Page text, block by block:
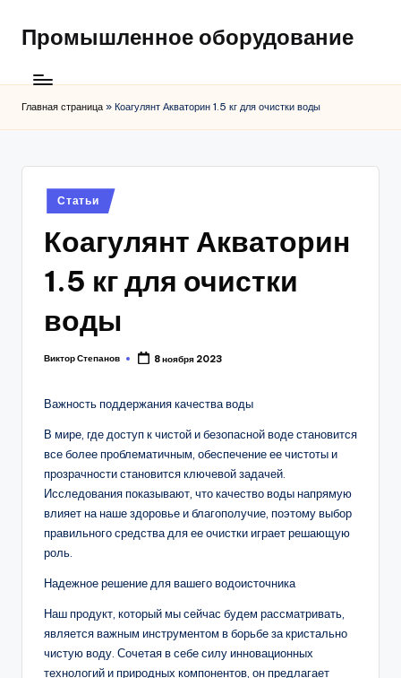
Промышленное оборудование
Главная страница » Коагулянт Акваторин 1.5 кг для очистки воды
Posted
in
Статьи
Коагулянт Акваторин
1.5 кг для очистки
воды
Posted
Виктор Степанов 8 ноября 2023
Важность поддержания качества воды
В мире, где доступ к чистой и безопасной воде становится
все более проблематичным, обеспечение ее чистоты и
прозрачности становится ключевой задачей.
Исследования показывают, что качество воды напрямую
влияет на наше здоровье и благополучие, поэтому выбор
правильного средства для ее очистки играет решающую
роль.
Надежное решение для вашего водоисточника
Наш продукт, который мы сейчас будем рассматривать,
является важным инструментом в борьбе за кристально
чистую воду. Сочетая в себе силу инновационных
технологий и природных компонентов, он предлагает